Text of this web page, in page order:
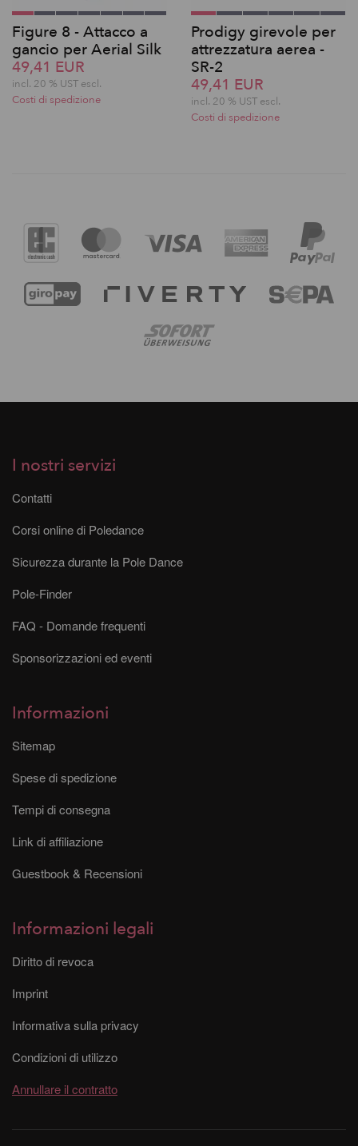
Figure 8 - Attacco a
gancio per Aerial Silk
49,41 EUR
incl. 20 % UST escl.
Costi di spedizione
Prodigy girevole per
attrezzatura aerea -
SR-2
49,41 EUR
incl. 20 % UST escl.
Costi di spedizione
I nostri servizi
Contatti
Corsi online di Poledance
Sicurezza durante la Pole Dance
Pole-Finder
FAQ - Domande frequenti
Sponsorizzazioni ed eventi
Informazioni
Sitemap
Spese di spedizione
Tempi di consegna
Link di affiliazione
Guestbook & Recensioni
Informazioni legali
Diritto di revoca
Imprint
Informativa sulla privacy
Condizioni di utilizzo
Annullare il contratto